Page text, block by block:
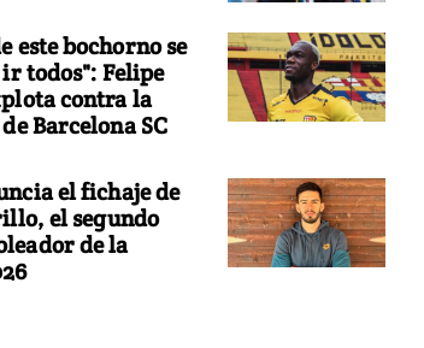
este bochorno se
todos": Felipe
contra la
Barcelona SC
el fichaje de
el segundo
de la